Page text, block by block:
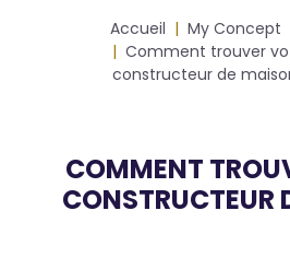
Fil
d'Ariane
Accueil My Concept
Comment trouver
constructeur de
COMMENT
CONSTRUCTEUR